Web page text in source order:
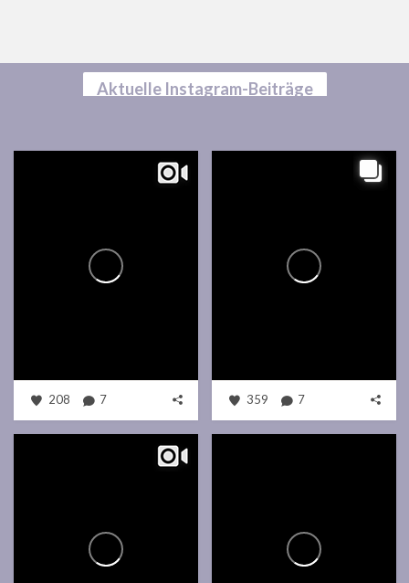
Aktuelle Instagram-Beiträge
208 7 359 7